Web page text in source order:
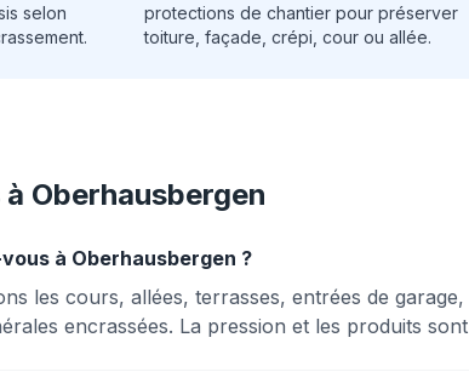
selon
protections de chantier pour préserver
toiture, façade, crépi, cour ou allée.
Oberhausbergen
à Oberhausbergen ?
les cours, allées, terrasses, entrées de garage,
encrassées. La pression et les produits sont